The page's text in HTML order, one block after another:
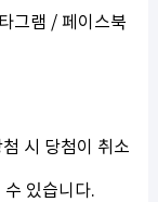
그램 / 페이스북
시 당첨이 취소
있습니다.